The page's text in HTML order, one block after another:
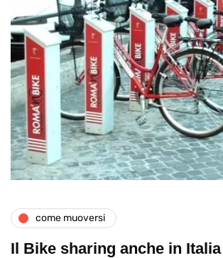
come muoversi
Il Bike sharing anche in Italia